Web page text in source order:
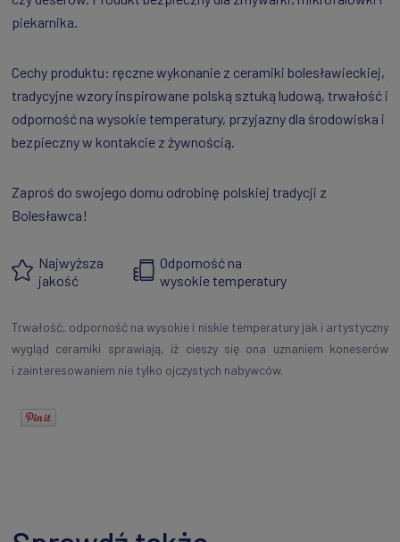
piekarnika.
Cechy produktu: ręczne wykonanie z ceramiki bolesławieckiej,
tradycyjne wzory inspirowane polską sztuką ludową, trwałość i
odporność na wysokie temperatury, przyjazny dla środowiska i
bezpieczny w kontakcie z żywnością.
Zaproś do swojego domu odrobinę polskiej tradycji z
Bolesławca!
Najwyższa
jakość
Odporność na
wysokie temperatury
Trwałość, odporność na wysokie i niskie temperatury jak i artystyczny
wygląd ceramiki sprawiają, iż cieszy się ona uznaniem koneserów
i zainteresowaniem nie tylko ojczystych nabywców.